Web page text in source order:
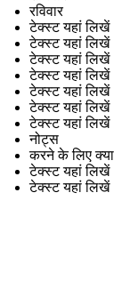
रविवार
टेक्स्ट यहां लिखें
टेक्स्ट यहां लिखें
टेक्स्ट यहां लिखें
टेक्स्ट यहां लिखें
टेक्स्ट यहां लिखें
टेक्स्ट यहां लिखें
टेक्स्ट यहां लिखें
नोट्स
करने के लिए क्या
टेक्स्ट यहां लिखें
टेक्स्ट यहां लिखें